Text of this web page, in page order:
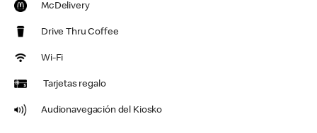
McDelivery
Drive Thru Coffee
Wi-Fi
Tarjetas regalo
Audionavegación del Kiosko